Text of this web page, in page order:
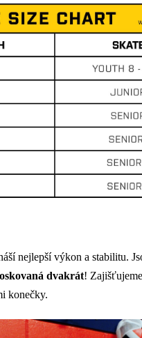
nejlepší výkon a stabilitu.
dvakrát!
konečky.